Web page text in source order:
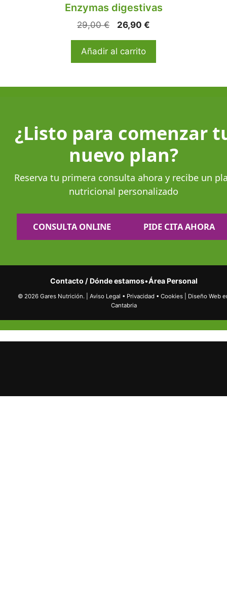
Enzymas digestivas
29,00€ 26,90 €
Añadir al carrito
¿Listo para comenzar
nuevo plan?
Reserva tu primera consulta ahora y recibe un
nutricional personalizado
CONSULTA ONLINE PIDE CITA AHORA
Contacto / Dónde estamos•Área Personal
© 2026 Gares Nutrición. Aviso Legal • Privacidad • Cookies
Diseño Web
Cantabria